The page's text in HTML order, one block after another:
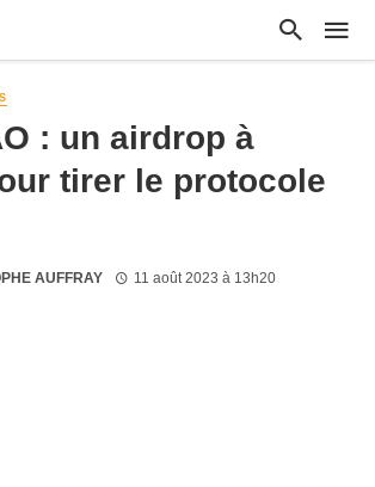
: un airdrop à
tirer le protocole
AUFFRAY 11 août 2023 à 13h20